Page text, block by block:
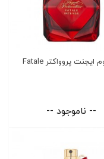
ادو پرفیوم ایجنت پروواکتر Fatale
-- ناموجود --